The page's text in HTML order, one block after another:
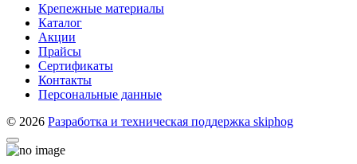
Крепежные материалы
Каталог
Акции
Прайсы
Сертификаты
Контакты
Персональные данные
© 2026 Разработка и техническая поддержка skiphog